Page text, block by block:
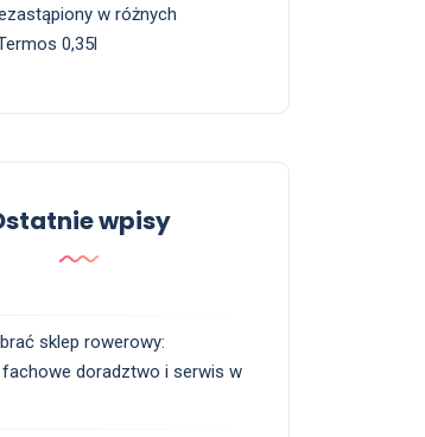
w różnych
0,35l
wpisy
sklep rowerowy:
doradztwo i serwis w